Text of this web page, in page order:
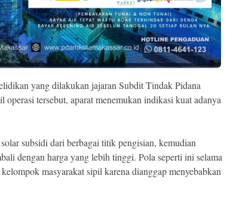
yang dilakukan jajaran Subdit Tindak Pidana
tersebut, aparat menemukan indikasi kuat adanya
subsidi dari berbagai titik pengisian, kemudian
dengan harga yang lebih tinggi. Pola seperti ini selama
masyarakat sipil karena dianggap menyebabkan